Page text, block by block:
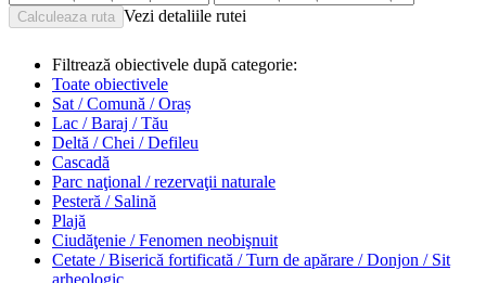
Vezi detaliile rutei
Filtrează obiectivele după categorie:
Toate obiectivele
Sat / Comună / Oraș
Lac / Baraj / Tău
Deltă / Chei / Defileu
Cascadă
Parc naţional / rezervaţii naturale
Pesteră / Salină
Plajă
Ciudăţenie / Fenomen neobişnuit
Cetate / Biserică fortificată / Turn de apărare / Donjon / Sit
arheologic